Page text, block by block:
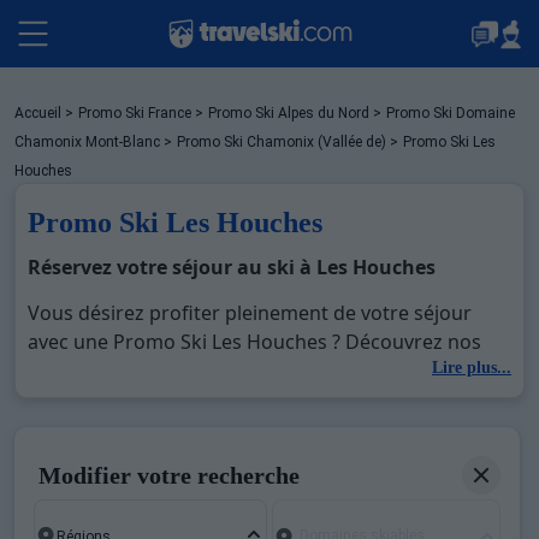
Packages
Montagne été
Accueil > Promo Ski France > Promo Ski Alpes du Nord > Promo Ski Domaine
Chamonix Mont-Blanc > Promo Ski Chamonix (Vallée de) > Promo Ski Les
Houches
Promo Ski Les Houches
Réservez votre séjour au ski à Les Houches
Vous désirez profiter pleinement de votre séjour
avec une Promo Ski Les Houches ? Découvrez nos
offres de Promo Ski Les Houches pour skier sans
mêler les plaisirs de la glisse sur les pistes de ski et
Lire plus...
Modifier votre recherche